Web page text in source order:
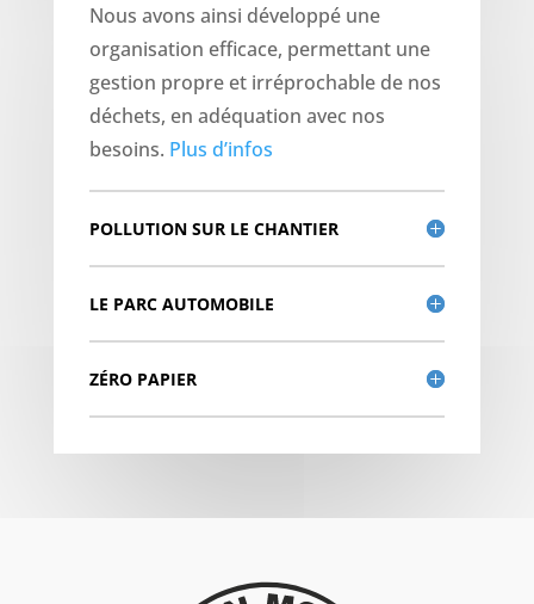
Nous avons ainsi développé une
organisation efficace, permettant une
gestion propre et irréprochable de nos
déchets, en adéquation avec nos
besoins. Plus d’infos
POLLUTION SUR LE CHANTIER
LE PARC AUTOMOBILE
ZÉRO PAPIER